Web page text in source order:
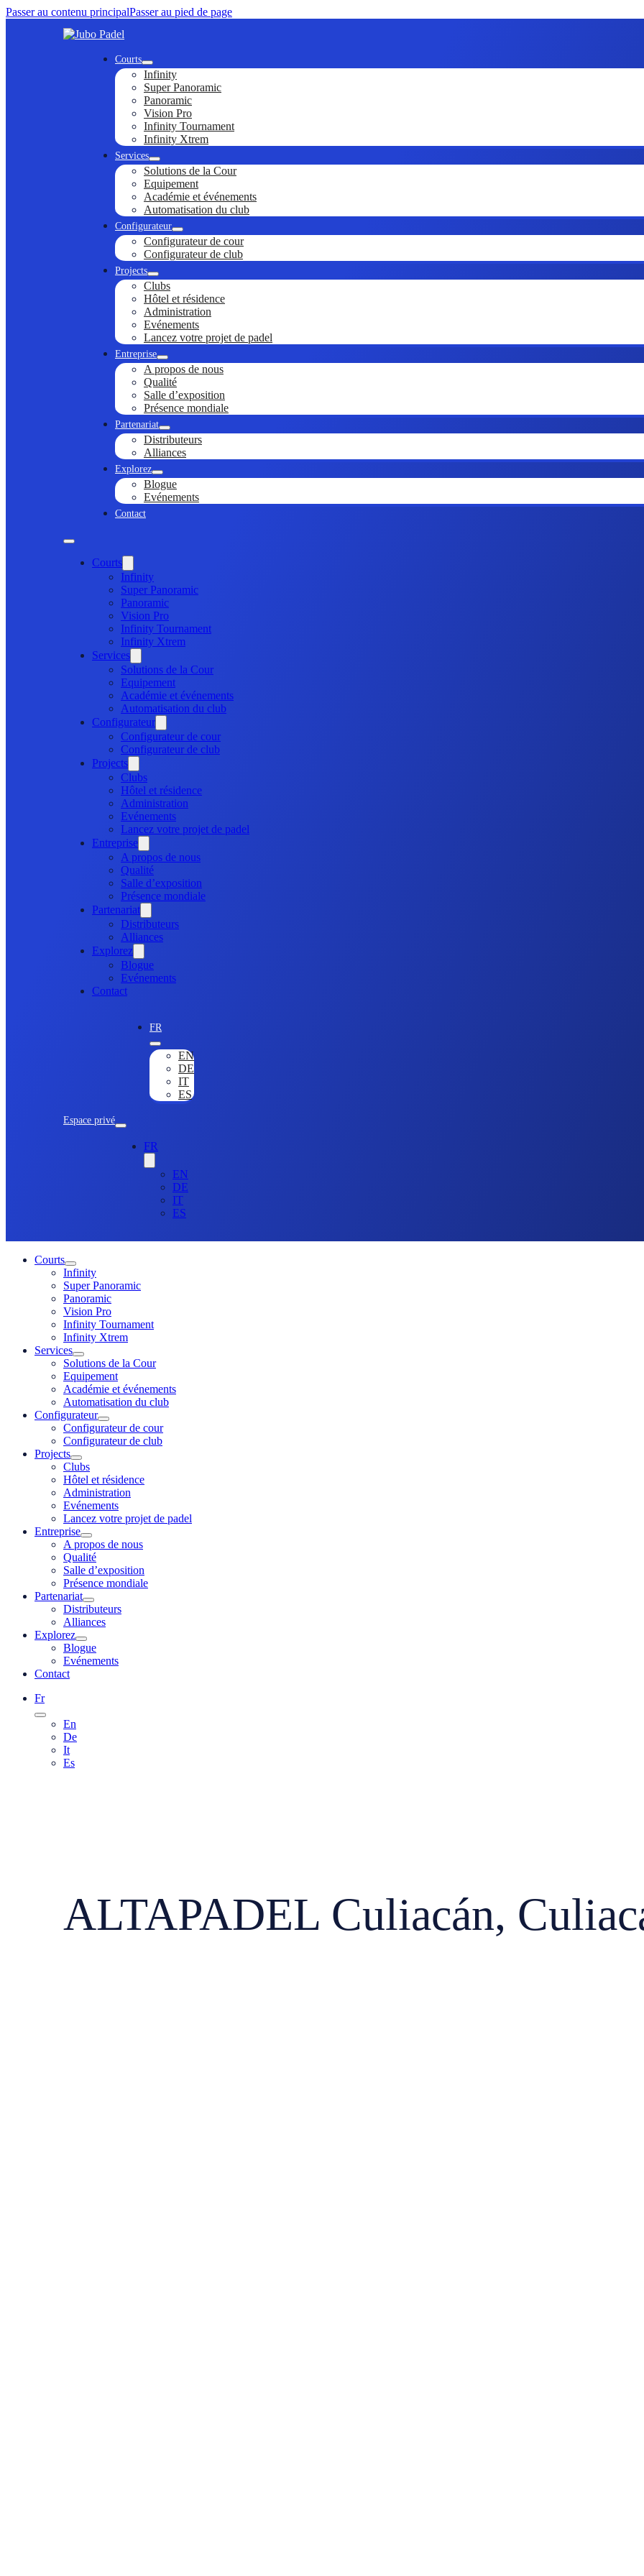
Passer au contenu principalPasser au pied de page
Courts
Infinity
Super Panoramic
Panoramic
Vision Pro
Infinity Tournament
Infinity Xtrem
Services
Solutions de la Cour
Equipement
Académie et événements
Automatisation du club
Configurateur
Configurateur de cour
Configurateur de club
Projects
Clubs
Hôtel et résidence
Administration
Evénements
Lancez votre projet de padel
Entreprise
A propos de nous
Qualité
Salle d’exposition
Présence mondiale
Partenariat
Distributeurs
Alliances
Explorez
Blogue
Evénements
Contact
Courts
Infinity
Super Panoramic
Panoramic
Vision Pro
Infinity Tournament
Infinity Xtrem
Services
Solutions de la Cour
Equipement
Académie et événements
Automatisation du club
Configurateur
Configurateur de cour
Configurateur de club
Projects
Clubs
Hôtel et résidence
Administration
Evénements
Lancez votre projet de padel
Entreprise
A propos de nous
Qualité
Salle d’exposition
Présence mondiale
Partenariat
Distributeurs
Alliances
Explorez
Blogue
Evénements
Contact
Espace privé
FR
EN
DE
IT
ES
FR
EN
DE
IT
ES
Courts
Infinity
Super Panoramic
Panoramic
Vision Pro
Infinity Tournament
Infinity Xtrem
Services
Solutions de la Cour
Equipement
Académie et événements
Automatisation du club
Configurateur
Configurateur de cour
Configurateur de club
Projects
Clubs
Hôtel et résidence
Administration
Evénements
Lancez votre projet de padel
Entreprise
A propos de nous
Qualité
Salle d’exposition
Présence mondiale
Partenariat
Distributeurs
Alliances
Explorez
Blogue
Evénements
Contact
Fr
En
De
It
Es
ALTAPADEL Culiacán,